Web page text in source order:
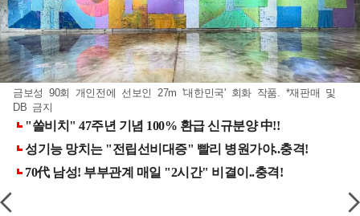
금보성 90회 개인전에 선보인 27m '대한민국' 회화 작품. *재판매 및
DB 금지